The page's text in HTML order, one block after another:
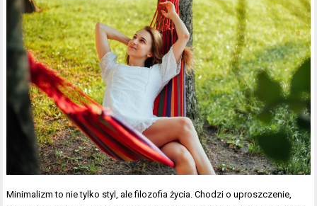
Minimalizm to nie tylko styl, ale filozofia życia. Chodzi o uproszczenie,